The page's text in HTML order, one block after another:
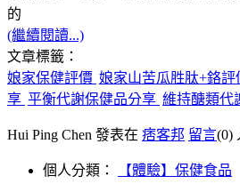
的
(繼續閱讀...)
文章標籤：
娘家保健評價 娘家山苦瓜胜肽+鉻評
享 平衡代謝保健品分享 維持醣類代
Hui Ping Chen 發表在 痞客邦 留言(0)
個人分類： 【體驗】保健食品